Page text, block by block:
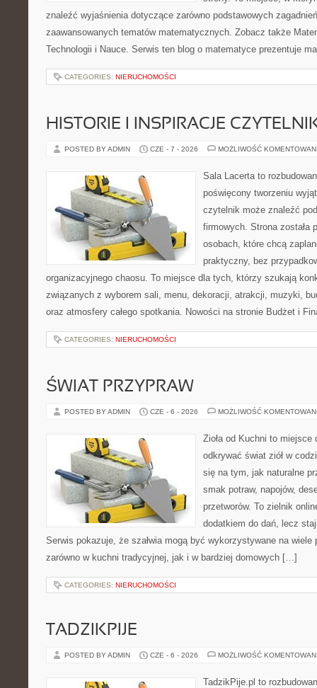
znaleźć wyjaśnienia dotyczące zarówno podstawowych
zaawansowanych tematów matematycznych. Zobacz także
Technologii i Nauce. Serwis ten blog o matematyce prezentuje
CATEGORIES: NIERUCHOMOŚCI
HISTORIE I INSPIRACJE
POSTED BY ADMIN CZE - 7 - 2026 MOŻLIWOŚĆ
Sala Lacerta to
poświęcony tworzeniu
czytelnik może znaleźć
firmowych. Strona została
osobach, które chcą
praktyczny, bez
organizacyjnego chaosu. To miejsce dla tych, którzy szukają
związanych z wyborem sali, menu, dekoracji, atrakcji, muzyki,
oraz atmosfery całego spotkania. Nowości na stronie Budżet i
CATEGORIES: NIERUCHOMOŚCI
ŚWIAT PRZYPRAW
POSTED BY ADMIN CZE - 6 - 2026 MOŻLIWOŚĆ
Zioła od Kuchni to
odkrywać świat ziół w
się na tym, jak naturalne
smak potraw, napojów,
przetworów. To zielnik
dodatkiem do dań, lecz
Serwis pokazuje, że szałwia mogą być wykorzystywane na wiele
zarówno w kuchni tradycyjnej, jak i w bardziej domowych […]
CATEGORIES: NIERUCHOMOŚCI
TADZIKPIJE
POSTED BY ADMIN CZE - 6 - 2026 MOŻLIWOŚĆ
TadzikPije.pl to